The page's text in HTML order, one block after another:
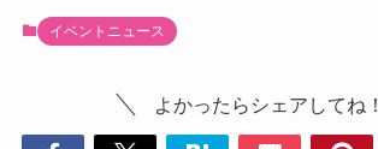
イベントニュース
よかったらシェアしてね！